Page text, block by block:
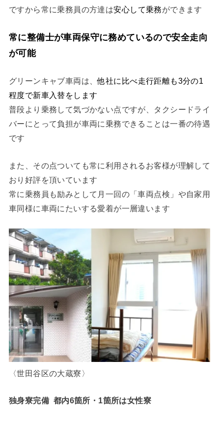
ですから常に乗務員の方達は安心して乗務ができます
常に整備士が車両保守に務めているので安全走向
が可能
グリーンキャブ車両は、他社に比べ走行距離も3分の1
程度で新車入替をします
普段より乗務して気づかない点ですが、タクシードライ
バーにとって負担が車両に乗務できることは一番の待遇
です
また、その点ついても常に利用されるお客様が理解して
おり好評を頂いています
常に乗務員も励みとして月一回の「車両点検」や自家用
車同様に車両にたいする愛着が一層違います
〈世田谷区の大蔵寮〉
独身寮完備 都内6箇所・1箇所は女性寮